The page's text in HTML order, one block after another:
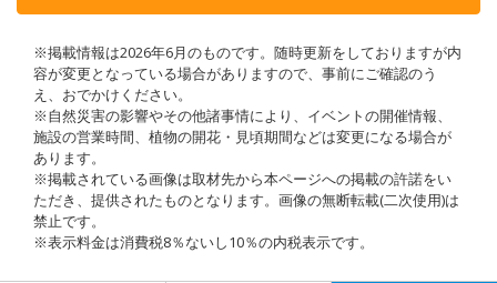
※掲載情報は2026年6月のものです。随時更新をしておりますが内
容が変更となっている場合がありますので、事前にご確認のう
え、おでかけください。
※自然災害の影響やその他諸事情により、イベントの開催情報、
施設の営業時間、植物の開花・見頃期間などは変更になる場合が
あります。
※掲載されている画像は取材先から本ページへの掲載の許諾をい
ただき、提供されたものとなります。画像の無断転載(二次使用)は
禁止です。
※表示料金は消費税8％ないし10％の内税表示です。